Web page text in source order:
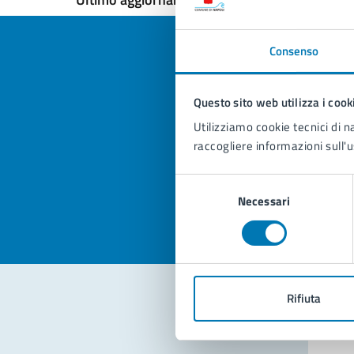
Consenso
Questo sito web utilizza i
Utilizziamo cookie tecnici di
raccogliere informazioni
Necessari
Rifiuta